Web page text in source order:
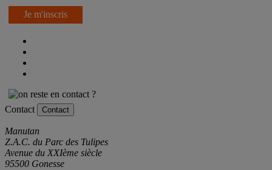
Je m'inscris
Contact Contact
Manutan
Z.A.C. du Parc des Tulipes
Avenue du XXIème siècle
95500 Gonesse